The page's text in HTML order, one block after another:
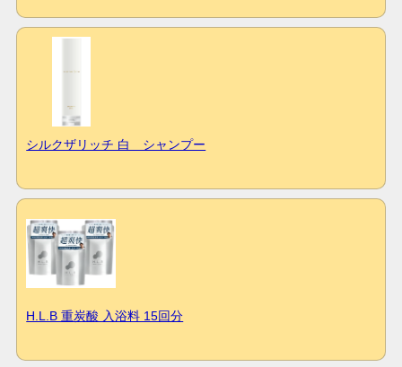
シルクザリッチ 白 シャンプー
H.L.B 重炭酸 入浴料 15回分